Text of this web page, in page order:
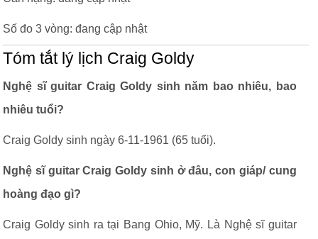
Số đo 3 vòng: đang cập nhật
Tóm tắt lý lịch Craig Goldy
Nghệ sĩ guitar Craig Goldy sinh năm bao nhiêu, bao
nhiêu tuổi?
Craig Goldy sinh ngày 6-11-1961 (65 tuổi).
Nghệ sĩ guitar Craig Goldy sinh ở đâu, con giáp/ cung
hoàng đạo gì?
Craig Goldy sinh ra tại Bang Ohio, Mỹ. Là Nghệ sĩ guitar